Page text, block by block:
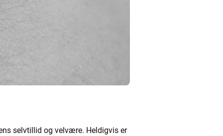
selvtillid og velvære. Heldigvis er